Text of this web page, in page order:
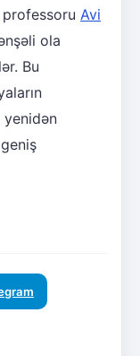
Avi
ola
Bu
yenidən